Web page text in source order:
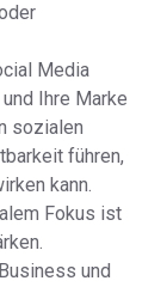
Media
Ihre Marke
sozialen
führen,
kann.
Fokus ist
und